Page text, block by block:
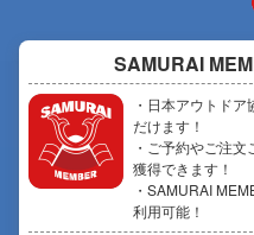
SAMURAI
・日本アウトド
だけます！
・ご予約やご注
獲得できます！
・SAMURAI
利用可能！